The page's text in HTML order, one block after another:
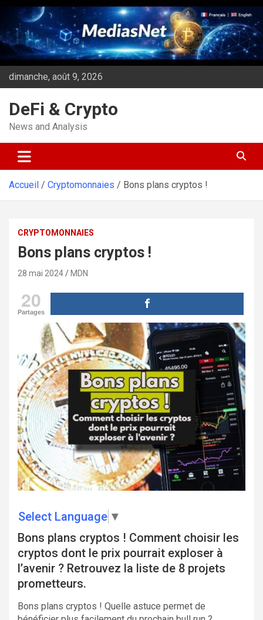
Aller
contenu
dimanche, août 9, 2026
DeFi & Crypto
News and Analysis
Accueil Cryptomonnaies Bons plans cryptos !
CRYPTOMONNAIES
Bons plans cryptos !
28 mai 2024 MDN
20
Partages
Select Language ▼
Bons plans cryptos ! Comment choisir les
cryptos dont le prix pourrait exploser à
l’avenir ? Retrouvez la liste de 8 projets
prometteurs.
Bons plans cryptos ! Quelle astuce permet de